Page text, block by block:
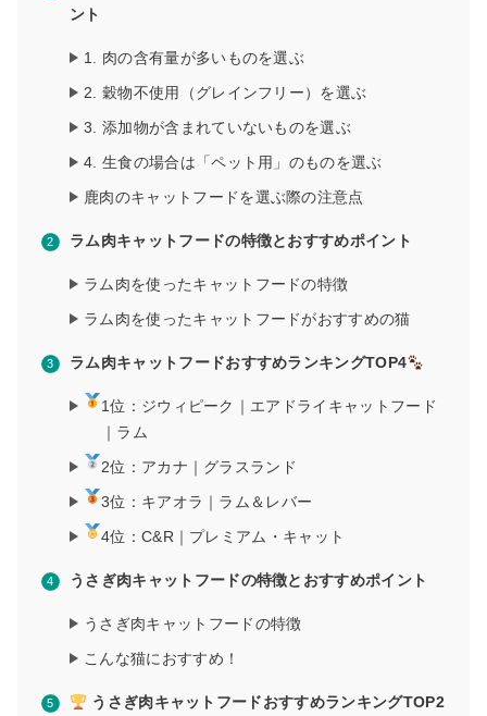
ント
1. 肉の含有量が多いものを選ぶ
2. 穀物不使用（グレインフリー）を選ぶ
3. 添加物が含まれていないものを選ぶ
4. 生食の場合は「ペット用」のものを選ぶ
鹿肉のキャットフードを選ぶ際の注意点
ラム肉キャットフードの特徴とおすすめポイント
ラム肉を使ったキャットフードの特徴
ラム肉を使ったキャットフードがおすすめの猫
ラム肉キャットフードおすすめランキングTOP4
1位：ジウィピーク｜エアドライキャットフード
｜ラム
2位：アカナ｜グラスランド
3位：キアオラ｜ラム＆レバー
4位：C&R｜プレミアム・キャット
うさぎ肉キャットフードの特徴とおすすめポイント
うさぎ肉キャットフードの特徴
こんな猫におすすめ！
うさぎ肉キャットフードおすすめランキングTOP2